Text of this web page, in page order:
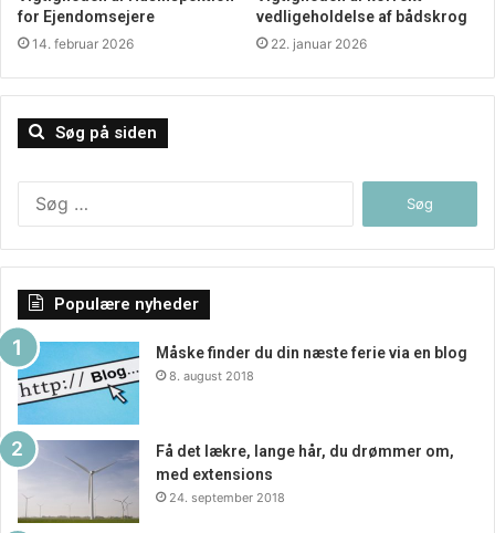
det, og det ville nok være en forholdsvis besværlig opgave
og skulle få løst på egen hånd. Find i stedet for nogle som
som man nu engang har brug for, at man kan afskaffe eller
anskaffe boligen. Det bliver man glad for i sidste ende.
for Ejendomsejere
14. februar 2026
vedligeholdelse af bådskrog
22. januar 2026
Søg på siden
Populære nyheder
Måske finder du din næste ferie via en blog
8. august 2018
Få det lækre, lange hår, du drømmer om,
med extensions
24. september 2018